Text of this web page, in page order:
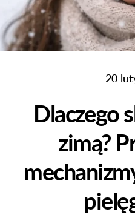
20
Dlaczego
zimą?